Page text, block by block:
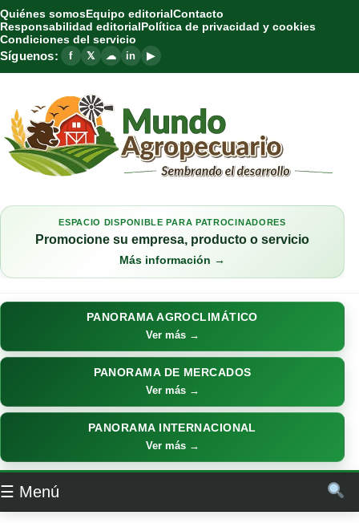
Quiénes somosEquipo editorialContacto
Responsabilidad editorialPolítica de privacidad y cookies
Condiciones del servicio
Síguenos: f 𝕏 ☁ in ▶
ESPACIO DISPONIBLE PARA PATROCINADORES
Promocione su empresa, producto o servicio
Más información →
PANORAMA AGROCLIMÁTICO
Ver más →
PANORAMA DE MERCADOS
Ver más →
PANORAMA INTERNACIONAL
Ver más →
☰ Menú